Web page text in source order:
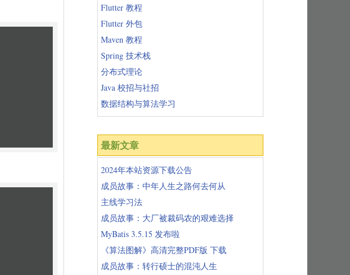
Flutter 教程
Flutter 外包
Maven 教程
Spring 技术栈
分布式理论
Java 校招与社招
数据结构与算法学习
最新文章
2024年本站资源下载公告
成员故事：中年人生之路何去何从
主线学习法
成员故事：大厂被裁码农的艰难选择
MyBatis 3.5.15 发布啦
《算法图解》高清完整PDF版 下载
成员故事：转行硕士的混沌人生